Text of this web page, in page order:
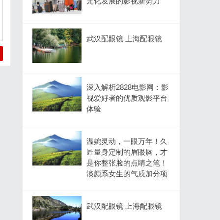
武汉配眼镜 上海配眼镜
深入解析2828电影网：影
视爱好者的优质观影平台
体验
温婉灵动，一眼万年！久
匠量身定制的眉眼唇，才
是你整张脸的点睛之笔！
淡颜系女生的气质加分项
武汉配眼镜 上海配眼镜